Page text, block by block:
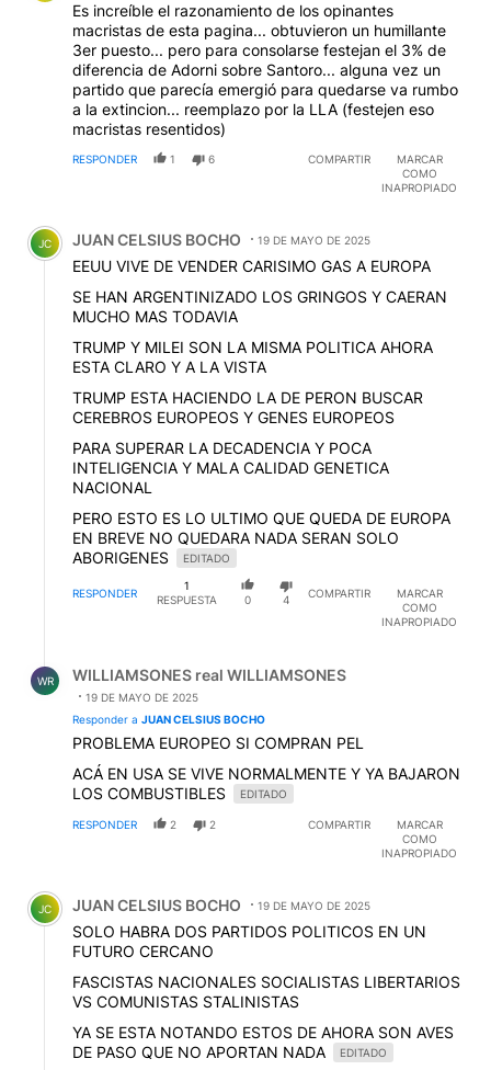
Es increíble el razonamiento de los opinantes
macristas de esta pagina... obtuvieron un humillante
3er puesto... pero para consolarse festejan el 3% de
diferencia de Adorni sobre Santoro... alguna vez un
partido que parecía emergió para quedarse va rumbo
a la extincion... reemplazo por la LLA (festejen eso
macristas resentidos)
RESPONDER 1 6 COMPARTIR
MARCAR
COMO
INAPROPIADO
Comentario de JUAN CELSIUS BOCHO.
JC JUAN CELSIUS BOCHO 19 DE MAYO DE 2025
EEUU VIVE DE VENDER CARISIMO GAS A EUROPA
SE HAN ARGENTINIZADO LOS GRINGOS Y CAERAN
MUCHO MAS TODAVIA
TRUMP Y MILEI SON LA MISMA POLITICA AHORA
ESTA CLARO Y A LA VISTA
TRUMP ESTA HACIENDO LA DE PERON BUSCAR
CEREBROS EUROPEOS Y GENES EUROPEOS
PARA SUPERAR LA DECADENCIA Y POCA
INTELIGENCIA Y MALA CALIDAD GENETICA
NACIONAL
PERO ESTO ES LO ULTIMO QUE QUEDA DE EUROPA
EN BREVE NO QUEDARA NADA SERAN SOLO
ABORIGENES
EDITADO
RESPONDER
1
RESPUESTA
0 4
COMPARTIR
MARCAR
COMO
INAPROPIADO
WR WILLIAMSONES real WILLIAMSONES
19 DE MAYO DE 2025
Responder a JUAN CELSIUS BOCHO
PROBLEMA EUROPEO SI COMPRAN PEL
ACÁ EN USA SE VIVE NORMALMENTE Y YA BAJARON
LOS COMBUSTIBLES
EDITADO
RESPONDER 2 2 COMPARTIR
MARCAR
COMO
INAPROPIADO
Comentario de JUAN CELSIUS BOCHO.
JC JUAN CELSIUS BOCHO 19 DE MAYO DE 2025
SOLO HABRA DOS PARTIDOS POLITICOS EN UN
FUTURO CERCANO
FASCISTAS NACIONALES SOCIALISTAS LIBERTARIOS
VS COMUNISTAS STALINISTAS
YA SE ESTA NOTANDO ESTOS DE AHORA SON AVES
DE PASO QUE NO APORTAN NADA
EDITADO